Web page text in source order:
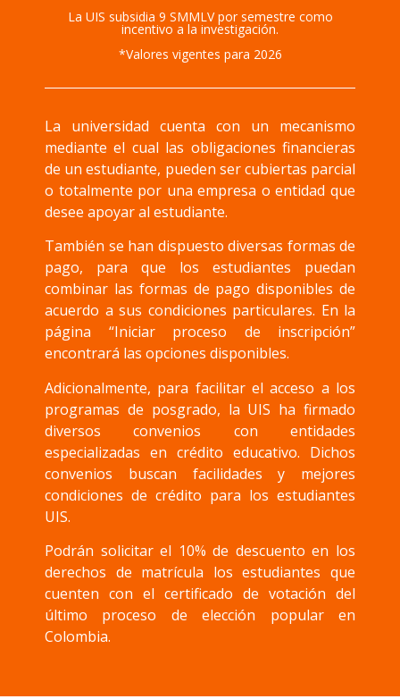
La UIS subsidia 9 SMMLV por semestre como
incentivo a la investigación.
*Valores vigentes para 2026
La universidad cuenta con un mecanismo
mediante el cual las obligaciones financieras
de un estudiante, pueden ser cubiertas parcial
o totalmente por una empresa o entidad que
desee apoyar al estudiante.
También se han dispuesto diversas formas de
pago, para que los estudiantes puedan
combinar las formas de pago disponibles de
acuerdo a sus condiciones particulares. En la
página “Iniciar proceso de inscripción”
encontrará las opciones disponibles.
Adicionalmente, para facilitar el acceso a los
programas de posgrado, la UIS ha firmado
diversos convenios con entidades
especializadas en crédito educativo. Dichos
convenios buscan facilidades y mejores
condiciones de crédito para los estudiantes
UIS.
Podrán solicitar el 10% de descuento en los
derechos de matrícula los estudiantes que
cuenten con el certificado de votación del
último proceso de elección popular en
Colombia.